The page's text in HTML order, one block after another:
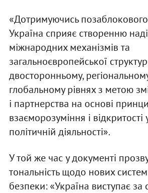
«Дотримуючись позаблокового
Україна сприяє створенню
міжнародних механізмів та
загальноєвропейської
двосторонньому,
глобальному рівнях з метою
і партнерства на основі
взаєморозуміння і
політичній діяль­ності».
У той же час у документі
тональність щодо нових
безпеки: «Україна виступає за